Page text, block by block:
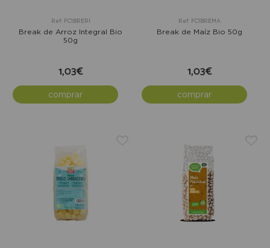
Ref: FC1BRERI
Break de Arroz Integral Bio
50g
1,03€
comprar
Ref: FC1BREMA
Break de Maíz Bio 50g
1,03€
comprar